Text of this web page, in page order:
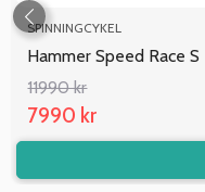
SPINNINGCYKEL
Hammer Speed Race S
11990 kr
7990 kr